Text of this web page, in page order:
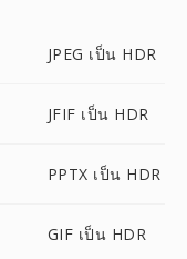
JPEG เป็น HDR
JFIF เป็น HDR
PPTX เป็น HDR
GIF เป็น HDR